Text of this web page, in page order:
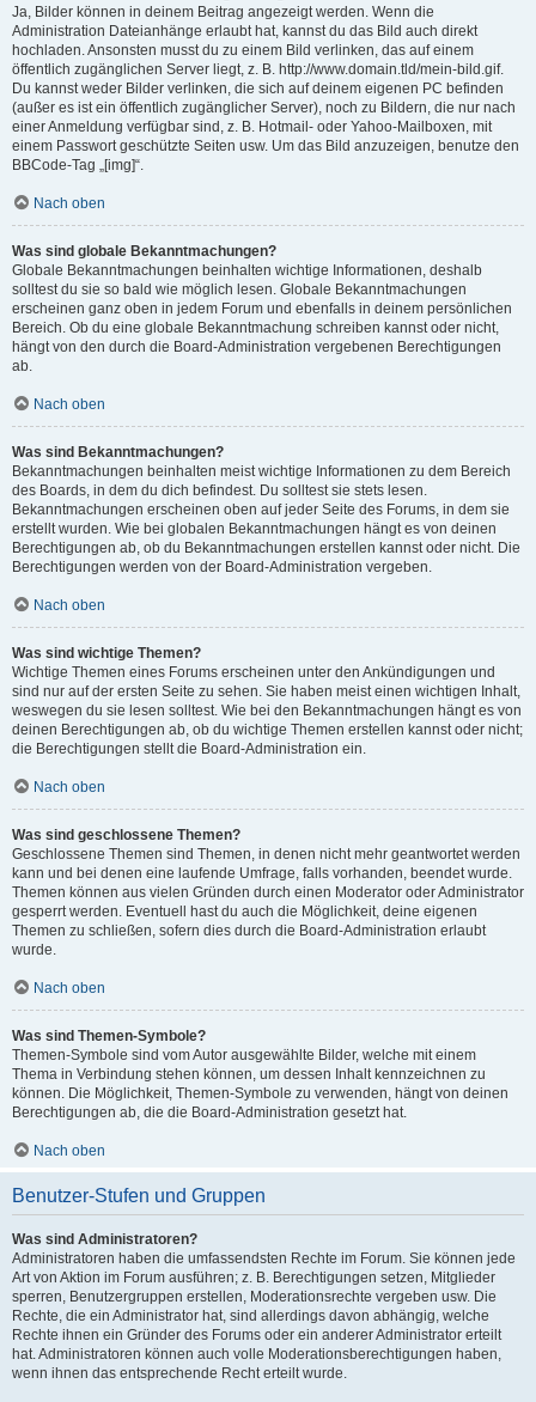
Ja, Bilder können in deinem Beitrag angezeigt werden. Wenn die
Administration Dateianhänge erlaubt hat, kannst du das Bild auch direkt
hochladen. Ansonsten musst du zu einem Bild verlinken, das auf einem
öffentlich zugänglichen Server liegt, z. B. http://www.domain.tld/mein-bild.gif.
Du kannst weder Bilder verlinken, die sich auf deinem eigenen PC befinden
(außer es ist ein öffentlich zugänglicher Server), noch zu Bildern, die nur nach
einer Anmeldung verfügbar sind, z. B. Hotmail- oder Yahoo-Mailboxen, mit
einem Passwort geschützte Seiten usw. Um das Bild anzuzeigen, benutze den
BBCode-Tag „[img]“.
Nach oben
Was sind globale Bekanntmachungen?
Globale Bekanntmachungen beinhalten wichtige Informationen, deshalb
solltest du sie so bald wie möglich lesen. Globale Bekanntmachungen
erscheinen ganz oben in jedem Forum und ebenfalls in deinem persönlichen
Bereich. Ob du eine globale Bekanntmachung schreiben kannst oder nicht,
hängt von den durch die Board-Administration vergebenen Berechtigungen
ab.
Nach oben
Was sind Bekanntmachungen?
Bekanntmachungen beinhalten meist wichtige Informationen zu dem Bereich
des Boards, in dem du dich befindest. Du solltest sie stets lesen.
Bekanntmachungen erscheinen oben auf jeder Seite des Forums, in dem sie
erstellt wurden. Wie bei globalen Bekanntmachungen hängt es von deinen
Berechtigungen ab, ob du Bekanntmachungen erstellen kannst oder nicht. Die
Berechtigungen werden von der Board-Administration vergeben.
Nach oben
Was sind wichtige Themen?
Wichtige Themen eines Forums erscheinen unter den Ankündigungen und
sind nur auf der ersten Seite zu sehen. Sie haben meist einen wichtigen Inhalt,
weswegen du sie lesen solltest. Wie bei den Bekanntmachungen hängt es von
deinen Berechtigungen ab, ob du wichtige Themen erstellen kannst oder nicht;
die Berechtigungen stellt die Board-Administration ein.
Nach oben
Was sind geschlossene Themen?
Geschlossene Themen sind Themen, in denen nicht mehr geantwortet werden
kann und bei denen eine laufende Umfrage, falls vorhanden, beendet wurde.
Themen können aus vielen Gründen durch einen Moderator oder Administrator
gesperrt werden. Eventuell hast du auch die Möglichkeit, deine eigenen
Themen zu schließen, sofern dies durch die Board-Administration erlaubt
wurde.
Nach oben
Was sind Themen-Symbole?
Themen-Symbole sind vom Autor ausgewählte Bilder, welche mit einem
Thema in Verbindung stehen können, um dessen Inhalt kennzeichnen zu
können. Die Möglichkeit, Themen-Symbole zu verwenden, hängt von deinen
Berechtigungen ab, die die Board-Administration gesetzt hat.
Nach oben
Benutzer-Stufen und Gruppen
Was sind Administratoren?
Administratoren haben die umfassendsten Rechte im Forum. Sie können jede
Art von Aktion im Forum ausführen; z. B. Berechtigungen setzen, Mitglieder
sperren, Benutzergruppen erstellen, Moderationsrechte vergeben usw. Die
Rechte, die ein Administrator hat, sind allerdings davon abhängig, welche
Rechte ihnen ein Gründer des Forums oder ein anderer Administrator erteilt
hat. Administratoren können auch volle Moderationsberechtigungen haben,
wenn ihnen das entsprechende Recht erteilt wurde.